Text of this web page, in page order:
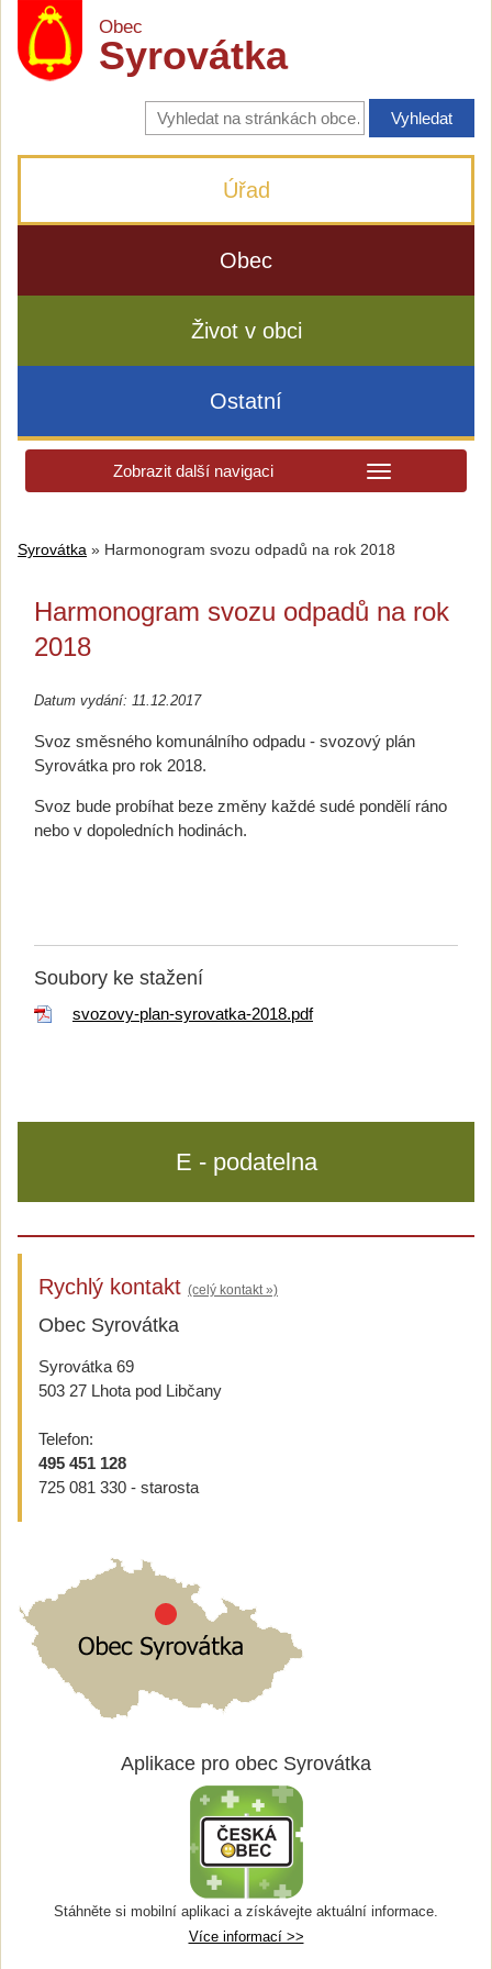
Obec
Syrovátka
Vyhledávání
na
stránkách
Úřad
Obec
Život v obci
Ostatní
Zobrazit další navigaci
Syrovátka » Harmonogram svozu odpadů na rok 2018
Harmonogram svozu odpadů na rok
2018
Datum vydání: 11.12.2017
Svoz směsného komunálního odpadu - svozový plán
Syrovátka pro rok 2018.
Svoz bude probíhat beze změny každé sudé pondělí ráno
nebo v dopoledních hodinách.
Soubory ke stažení
svozovy-plan-syrovatka-2018.pdf
E - podatelna
Rychlý kontakt (celý kontakt »)
Obec Syrovátka
Syrovátka 69
503 27 Lhota pod Libčany
Telefon:
495 451 128
725 081 330 - starosta
Aplikace pro obec Syrovátka
Stáhněte si mobilní aplikaci a získávejte aktuální informace.
Více informací >>